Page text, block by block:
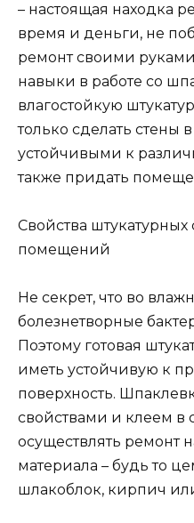
– настоящая находка
время и деньги, не
ремонт своими
навыки в работе со
влагостойкую
только сделать стены
устойчивыми к
также придать
Свойства
помещений
Не секрет, что во
болезнетворные
Поэтому готовая
иметь устойчивую к
поверхность.
свойствами и клеем в
осуществлять ремонт
материала – будь то
шлакоблок, кирпич